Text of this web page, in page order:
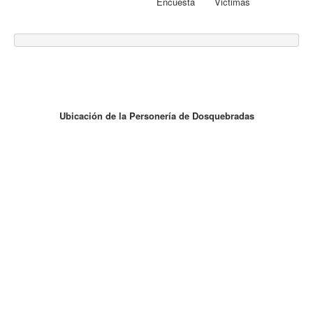
Ubicación de la Personería de Dosquebradas